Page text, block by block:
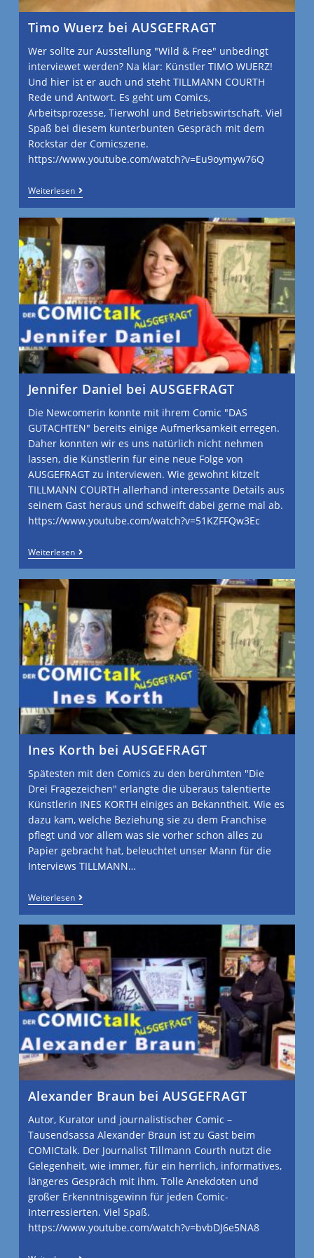
Timo Wuerz bei AUSGEFRAGT
Wer sollte zur Ausstellung "Wild & Free" unbedingt
interviewet werden? Na klar: Künstler TIMO WUERZ!
Und hier ist er auch und steht TILLMANN COURTH
Rede und Antwort. Es geht um Comics,
Arbeitsprozesse, Tierwohl und Betriebswirtschaft. Viel
Spaß bei diesem kunterbunten Gespräch mit dem
Rockstar der Comicszene.
https://www.youtube.com/watch?v=Eu9oymyw76Q
Weiterlesen
Jennifer Daniel bei AUSGEFRAGT
Die Newcomerin konnte mit ihrem Comic "DAS
GUTACHTEN" bereits einige Aufmerksamkeit erregen.
Daher konnten wir es uns natürlich nicht nehmen
lassen, die Künstlerin für eine neue Folge von
AUSGEFRAGT zu interviewen. Wie gewohnt kitzelt
TILLMANN COURTH allerhand interessante Details aus
seinem Gast heraus und schweift dabei gerne mal ab.
https://www.youtube.com/watch?v=51KZFFQw3Ec
Weiterlesen
Ines Korth bei AUSGEFRAGT
Spätesten mit den Comics zu den berühmten "Die
Drei Fragezeichen" erlangte die überaus talentierte
Künstlerin INES KORTH einiges an Bekanntheit. Wie es
dazu kam, welche Beziehung sie zu dem Franchise
pflegt und vor allem was sie vorher schon alles zu
Papier gebracht hat, beleuchtet unser Mann für die
Interviews TILLMANN…
Weiterlesen
Alexander Braun bei AUSGEFRAGT
Autor, Kurator und journalistischer Comic –
Tausendsassa Alexander Braun ist zu Gast beim
COMICtalk. Der Journalist Tillmann Courth nutzt die
Gelegenheit, wie immer, für ein herrlich, informatives,
längeres Gespräch mit ihm. Tolle Anekdoten und
großer Erkenntnisgewinn für jeden Comic-
Interressierten. Viel Spaß.
https://www.youtube.com/watch?v=bvbDJ6e5NA8